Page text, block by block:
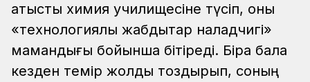
қатысты химия училищесіне түсіп, оны
«технологиялық жабдықтар наладчигі»
мамандығы бойынша бітіреді. Бірақ бала
кезден темір жолды тоздырып, соның